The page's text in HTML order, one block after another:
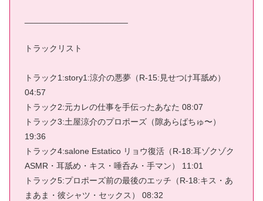
トラックリスト
トラック1:story1:涼介の悪夢（R-15:見せつけ耳舐め）
04:57
トラック2:元カレの仕事を手伝ったあなた 08:07
トラック3:土屋涼介のプロポーズ（隙あらばちゅ〜）
19:36
トラック4:salone Estatico リョウ復活（R-18:耳ゾクゾク
ASMR・耳舐め・キス・唾呑み・手マン） 11:01
トラック5:プロポーズ前の最後のエッチ（R-18:キス・あ
まあま・彼シャツ・セックス） 08:32